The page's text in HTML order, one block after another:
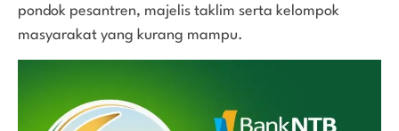
pondok pesantren, majelis taklim serta kelompok
masyarakat yang kurang mampu.